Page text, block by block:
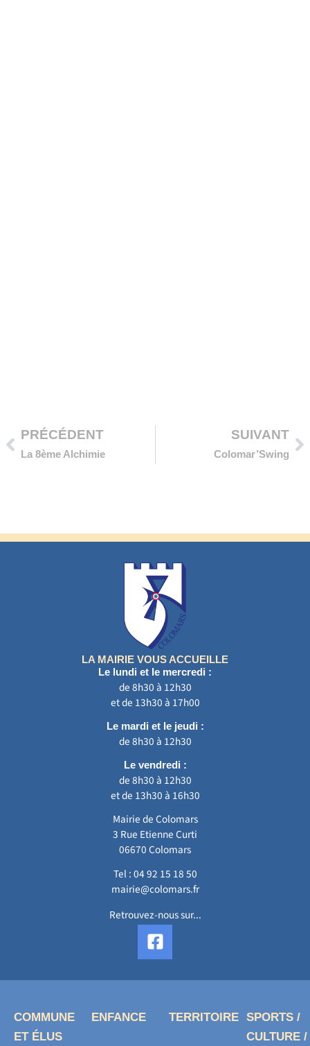
Précédent
PRÉCÉDENT
La 8ème Alchimie
SUIVANT
Colomar’Swing
LA MAIRIE VOUS ACCUEILLE
Le lundi et le mercredi :
de 8h30 à 12h30
et de 13h30 à 17h00
Le mardi et le jeudi :
de 8h30 à 12h30
Le vendredi :
de 8h30 à 12h30
et de 13h30 à 16h30
Mairie de Colomars
3 Rue Etienne Curti
06670 Colomars
Tel :04 92 15 18 50
mairie@colomars.fr
Retrouvez-nous sur...
F
a
c
e
COMMUNE
ET ÉLUS
ENFANCE TERRITOIRE SPORTS /
CULTURE /